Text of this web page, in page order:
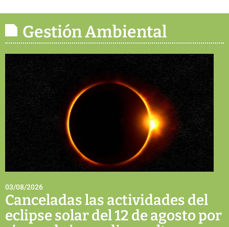
Gestión Ambiental
03/08/2026
Canceladas las actividades del
eclipse solar del 12 de agosto por